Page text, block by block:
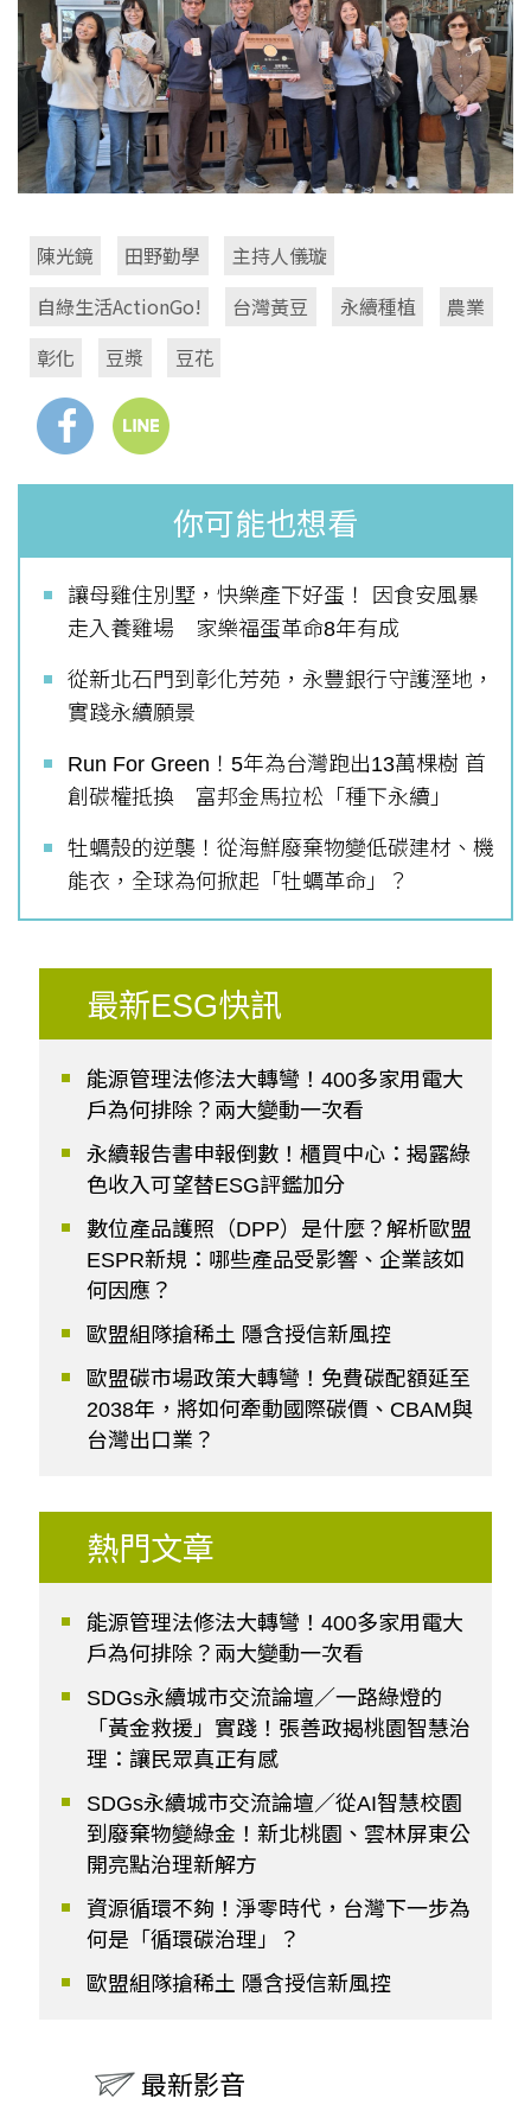
陳光鏡 田野勤學
主持人儀璇
自綠生活ActionGo!
台灣黃豆 永續種植
農業
彰化
豆漿 豆花
你可能也想看
讓母雞住別墅，快樂產下好蛋！ 因食安風暴
走入養雞場 家樂福蛋革命8年有成
從新北石門到彰化芳苑，永豐銀行守護溼地，
實踐永續願景
Run For Green！5年為台灣跑出13萬棵樹 首
創碳權抵換 富邦金馬拉松「種下永續」
牡蠣殼的逆襲！從海鮮廢棄物變低碳建材、機
能衣，全球為何掀起「牡蠣革命」？
最新ESG快訊
能源管理法修法大轉彎！400多家用電大
戶為何排除？兩大變動一次看
永續報告書申報倒數！櫃買中心：揭露綠
色收入可望替ESG評鑑加分
數位產品護照（DPP）是什麼？解析歐盟
ESPR新規：哪些產品受影響、企業該如
何因應？
歐盟組隊搶稀土 隱含授信新風控
歐盟碳市場政策大轉彎！免費碳配額延至
2038年，將如何牽動國際碳價、CBAM與
台灣出口業？
熱門文章
能源管理法修法大轉彎！400多家用電大
戶為何排除？兩大變動一次看
SDGs永續城市交流論壇／一路綠燈的
「黃金救援」實踐！張善政揭桃園智慧治
理：讓民眾真正有感
SDGs永續城市交流論壇／從AI智慧校園
到廢棄物變綠金！新北桃園、雲林屏東公
開亮點治理新解方
資源循環不夠！淨零時代，台灣下一步為
何是「循環碳治理」？
歐盟組隊搶稀土 隱含授信新風控
最新影音